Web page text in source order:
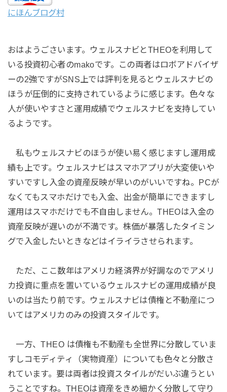
にほんブログ村
おはようごさいます。ウェルスナビとTHEOを利用して
いる投資初心者のmakoです。この両者はロボアドバイザ
ーの2強ですがSNS上では評判を見るとウェルスナビの
ほうが圧倒的に支持されているように感じます。色々な
人が使いやすさと運用成績でウェルスナビを支持してい
るようです。
私もウェルスナビのほうが使い易く感じますし運用成
績も上です。ウェルスナビはスマホアプリが大変使いや
すいですし入金の資産反映が早いのがいいですね。PCが
なくてもスマホだけでも入金、出金が簡単にできますし
運用はスマホだけでも不自由しません。THEOは入金の
資産反映が遅いのが不満です。株価が暴落したタイミン
グで入金したいときなどはイライラさせられます。
ただ、ここ数年はアメリカ経済界が好調なのでアメリ
カ投資に重点を置いているウェルスナビの運用成績が良
いのは当たり前です。ウェルスナビは債権と不動産につ
いてはアメリカのみの投資スタイルです。
一方、THEO は債権も不動産も全世界に分散していま
すしコモディティ（実物資産）についても色々と分散さ
れています。要は両者は投資スタイルがだいぶ違うとい
うことですね。THEOは資産をきめ細かく分散して守り